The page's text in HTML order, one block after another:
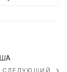
СЛЕДУЮЩИЙ